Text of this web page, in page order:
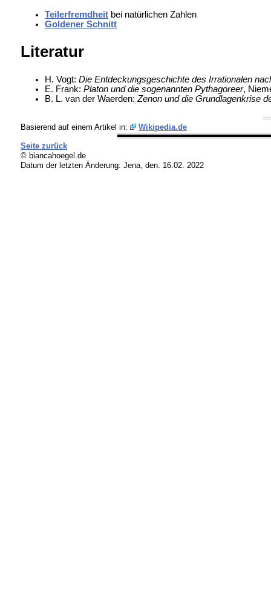
Teilerfremdheitbei natürlichen Zahlen
Goldener Schnitt
Literatur
H. Vogt: Die Entdeckungsgeschichte des Irrationalen
E. Frank: Platon und die sogenannten Pythagoreer,
B. L. van der Waerden: Zenon und die Grundlagenkrise
Basierend auf einem Artikel in: Wikipedia.de
Seite zurück
© biancahoegel.de
Datum der letzten Änderung: Jena, den: 16.02. 2022